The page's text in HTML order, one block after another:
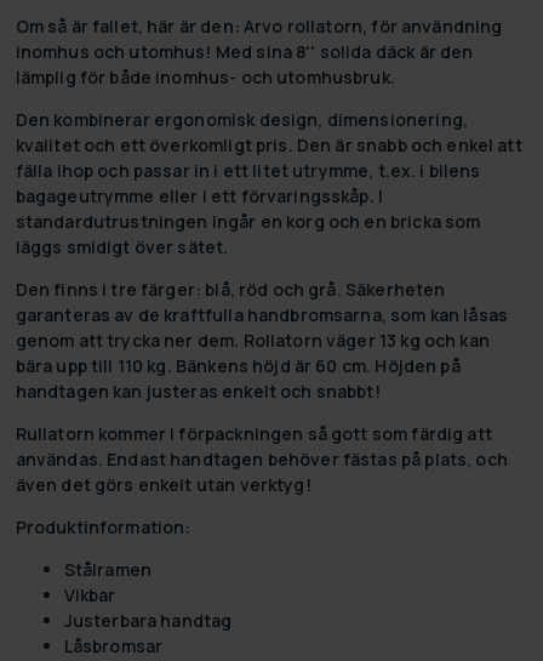
Om så är fallet, här är den: Arvo rollatorn, för användning
inomhus och utomhus! Med sina 8'' solida däck är den
lämplig för både inomhus- och utomhusbruk.
Den kombinerar ergonomisk design, dimensionering,
kvalitet och ett överkomligt pris. Den är snabb och enkel att
fälla ihop och passar in i ett litet utrymme, t.ex. i bilens
bagageutrymme eller i ett förvaringsskåp. I
standardutrustningen ingår en korg och en bricka som
läggs smidigt över sätet.
Den finns i tre färger: blå, röd och grå. Säkerheten
garanteras av de kraftfulla handbromsarna, som kan låsas
genom att trycka ner dem. Rollatorn väger 13 kg och kan
bära upp till 110 kg. Bänkens höjd är 60 cm. Höjden på
handtagen kan justeras enkelt och snabbt!
Rullatorn kommer i förpackningen så gott som färdig att
användas. Endast handtagen behöver fästas på plats, och
även det görs enkelt utan verktyg!
Produktinformation:
Stålramen
Vikbar
Justerbara handtag
Låsbromsar